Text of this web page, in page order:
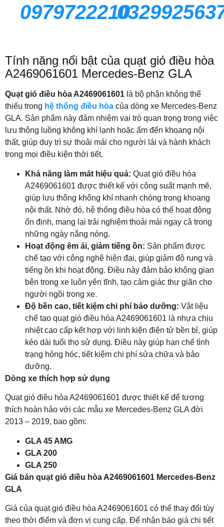
0979722210
Tính năng nổi bật của quạt gió điều hòa
A2469061601 Mercedes-Benz GLA
Quạt gió điều hòa A2469061601 là bộ phận không thể
thiếu trong hệ thống điều hòa của dòng xe Mercedes-Benz
GLA. Sản phẩm này đảm nhiệm vai trò quan trọng trong việc
lưu thông luồng không khí lạnh hoặc ấm đến khoang nội
thất, giúp duy trì sự thoải mái cho người lái và hành khách
trong mọi điều kiện thời tiết.
Khả năng làm mát hiệu quả: Quạt gió điều hòa
A2469061601 được thiết kế với công suất mạnh mẽ,
giúp lưu thông không khí nhanh chóng trong khoang
nội thất. Nhờ đó, hệ thống điều hòa có thể hoạt động
ổn định, mang lại trải nghiệm thoải mái ngay cả trong
những ngày nắng nóng.
Hoạt động êm ái, giảm tiếng ồn: Sản phẩm được
chế tạo với công nghệ hiện đại, giúp giảm độ rung và
tiếng ồn khi hoạt động. Điều này đảm bảo không gian
bên trong xe luôn yên tĩnh, tạo cảm giác thư giãn cho
người ngồi trong xe.
Độ bền cao, tiết kiệm chi phí bảo dưỡng: Vật liệu
chế tạo quạt gió điều hòa A2469061601 là nhựa chịu
nhiệt cao cấp kết hợp với linh kiện điện tử bền bỉ, giúp
kéo dài tuổi thọ sử dụng. Điều này giúp hạn chế tình
trạng hỏng hóc, tiết kiệm chi phí sửa chữa và bảo
dưỡng.
Dòng xe thích hợp sử dụng
Quạt gió điều hòa A2469061601 được thiết kế để tương
thích hoàn hảo với các mẫu xe Mercedes-Benz GLA đời
2013 – 2019, bao gồm:
GLA 45 AMG
GLA 200
GLA 250
Giá bán quạt gió điều hòa A2469061601 Mercedes-Benz
GLA
Giá của quạt gió điều hòa A2469061601 có thể thay đổi tùy
theo thời điểm và đơn vị cung cấp. Để nhận báo giá chi tiết